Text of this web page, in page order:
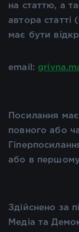
на статтю, а
автора статті
має бути
email:
Посилання
повного або
або в першому
Здійснено за
Медіа та